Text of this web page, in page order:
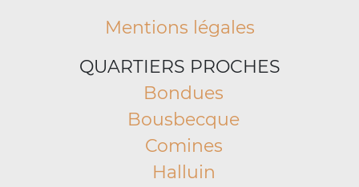
Mentions légales
QUARTIERS PROCHES
Bondues
Bousbecque
Comines
Halluin